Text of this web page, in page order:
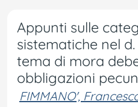
Appunti sulle
sistematiche nel
tema di mora
obbligazioni
FIMMANO',